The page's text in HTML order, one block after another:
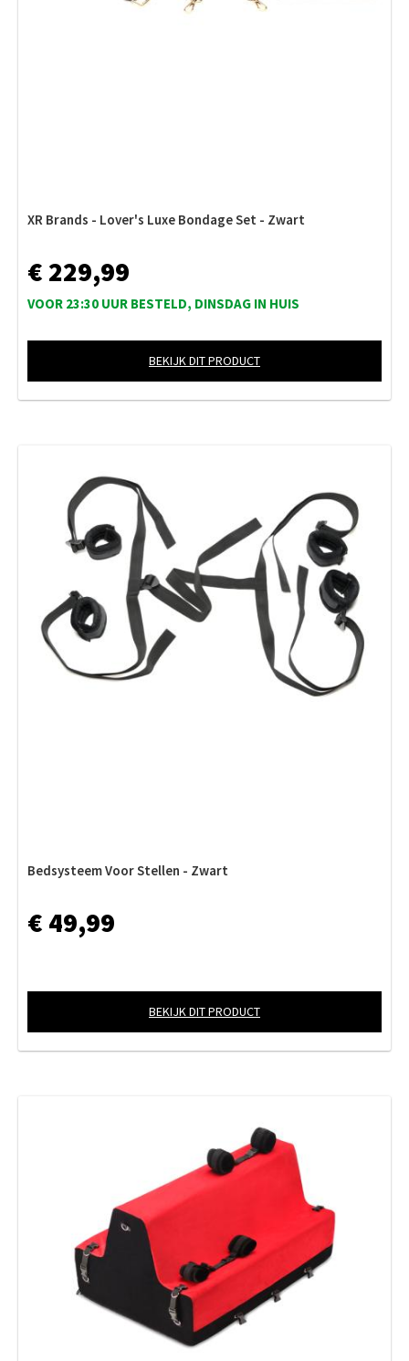
XR Brands - Lover's Luxe Bondage Set - Zwart
€ 229,99
VOOR 23:30 UUR BESTELD, DINSDAG IN HUIS
BEKIJK DIT PRODUCT
Bedsysteem Voor Stellen - Zwart
€ 49,99
BEKIJK DIT PRODUCT